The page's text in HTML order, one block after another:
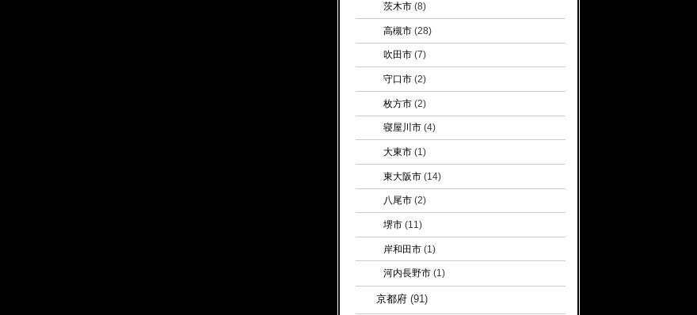
茨木市(8)
高槻市(28)
吹田市(7)
守口市(2)
枚方市(2)
寝屋川市(4)
大東市(1)
東大阪市(14)
八尾市(2)
堺市(11)
岸和田市(1)
河内長野市(1)
京都府(91)